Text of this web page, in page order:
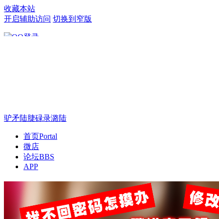
收藏本站
开启辅助访问 切换到窄版
驴矛陆脻碌录潞陆
首页Portal
微店
论坛BBS
APP